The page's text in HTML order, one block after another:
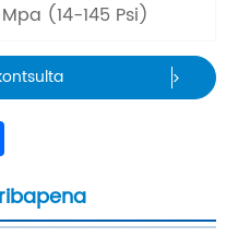
Mpa (14-145 Psi)